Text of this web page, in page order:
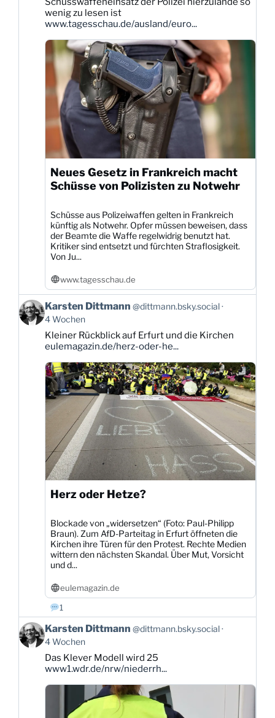
Bluesky
ansehenwenig zu lesen ist
www.tagesschau.de/ausland/euro...
Neues Gesetz in Frankreich macht
Schüsse von Polizisten zu Notwehr
Schüsse aus Polizeiwaffen gelten in Frankreich
künftig als Notwehr. Opfer müssen beweisen, dass
der Beamte die Waffe regelwidrig benutzt hat.
Kritiker sind entsetzt und fürchten Straflosigkeit.
Von Ju...
www.tagesschau.de
Beitrag
von
Karsten
Dittmann
Bluesky
ansehen
Karsten Dittmann @dittmann.bsky.social
4 Wochen
Kleiner Rückblick auf Erfurt und die Kirchen
eulemagazin.de/herz-oder-he...
Herz oder Hetze?
Blockade von „widersetzen“ (Foto: Paul-Philipp
Braun). Zum AfD-Parteitag in Erfurt öffneten die
Kirchen ihre Türen für den Protest. Rechte Medien
wittern den nächsten Skandal. Über Mut, Vorsicht
und d...
eulemagazin.de
1
Beitrag
von
Karsten
Dittmann
Bluesky
Karsten Dittmann @dittmann.bsky.social
4 Wochen
Das Klever Modell wird 25
www1.wdr.de/nrw/niederrh...